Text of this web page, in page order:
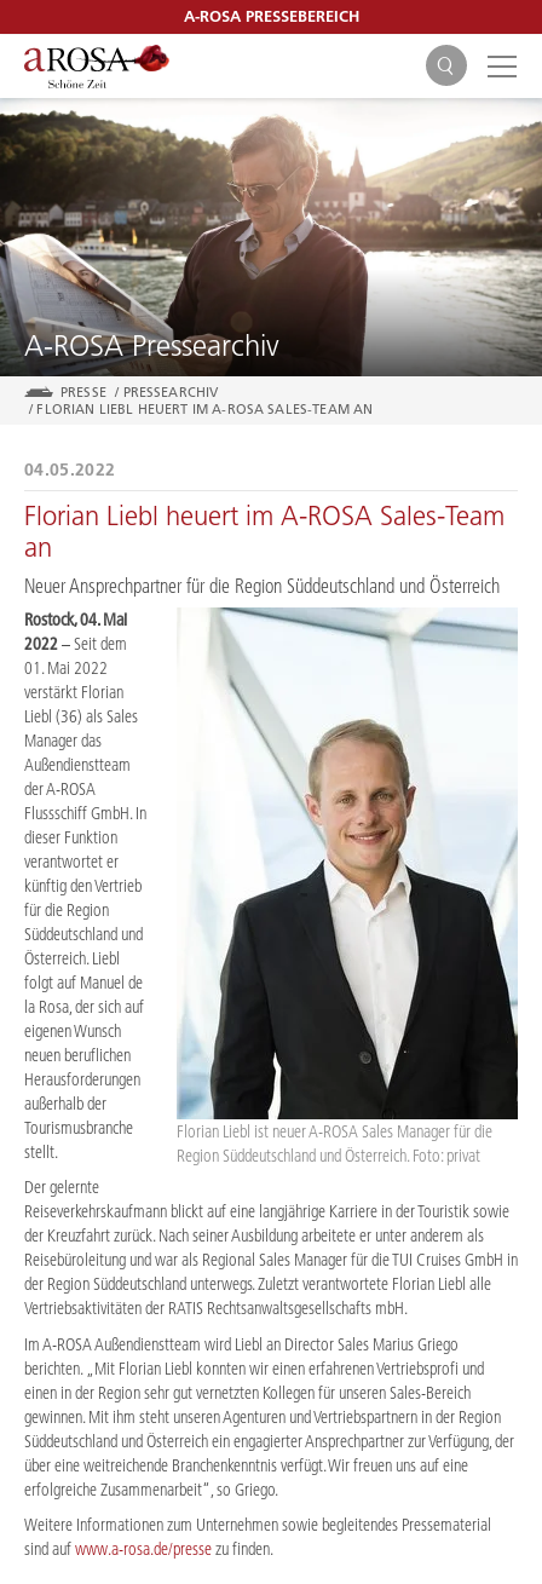
A-ROSA PRESSEBEREICH
SUCHEN
A-ROSA Pressearchiv
PRESSE / PRESSEARCHIV
/ FLORIAN LIEBL HEUERT IM A-ROSA SALES-TEAM AN
04.05.2022
Florian Liebl heuert im A-ROSA Sales-Team
an
Neuer Ansprechpartner für die Region Süddeutschland und Österreich
Florian Liebl ist neuer A-ROSA Sales Manager für die
Region Süddeutschland und Österreich. Foto: privat
Rostock, 04. Mai
2022– Seit dem
01. Mai 2022
verstärkt Florian
Liebl (36) als Sales
Manager das
Außendienstteam
der A-ROSA
Flussschiff GmbH. In
dieser Funktion
verantwortet er
künftig den Vertrieb
für die Region
Süddeutschland und
Österreich. Liebl
folgt auf Manuel de
la Rosa, der sich auf
eigenen Wunsch
neuen beruflichen
Herausforderungen
außerhalb der
Tourismusbranche
stellt.
Der gelernte
Reiseverkehrskaufmann blickt auf eine langjährige Karriere in der Touristik sowie
der Kreuzfahrt zurück. Nach seiner Ausbildung arbeitete er unter anderem als
Reisebüroleitung und war als Regional Sales Manager für die TUI Cruises GmbH in
der Region Süddeutschland unterwegs. Zuletzt verantwortete Florian Liebl alle
Vertriebsaktivitäten der RATIS Rechtsanwaltsgesellschafts mbH.
Im A-ROSA Außendienstteam wird Liebl an Director Sales Marius Griego
berichten. „Mit Florian Liebl konnten wir einen erfahrenen Vertriebsprofi und
einen in der Region sehr gut vernetzten Kollegen für unseren Sales-Bereich
gewinnen. Mit ihm steht unseren Agenturen und Vertriebspartnern in der Region
Süddeutschland und Österreich ein engagierter Ansprechpartner zur Verfügung, der
über eine weitreichende Branchenkenntnis verfügt. Wir freuen uns auf eine
erfolgreiche Zusammenarbeit“, so Griego.
Weitere Informationen zum Unternehmen sowie begleitendes Pressematerial
sind aufwww.a-rosa.de/pressezu finden.